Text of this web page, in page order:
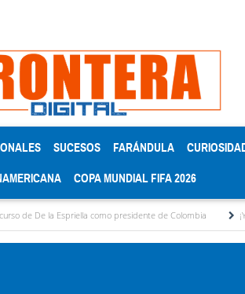
SUCESOS FARÁNDULA
COPA MUNDIAL FIFA 2026
como presidente de Colombia ¡Ya no aguanto